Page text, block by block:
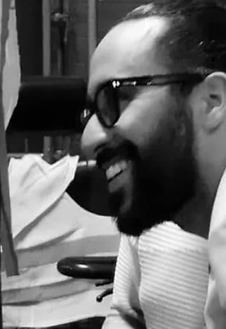
Après une longue période d'absence,
Soren alias Dorian Gray nous revient
un deuxième single doublé d'un clip
tourné à Paris peu avant l